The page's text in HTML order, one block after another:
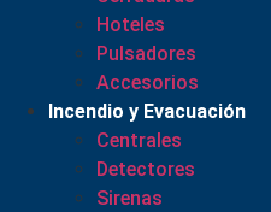
Hoteles
Pulsadores
Accesorios
Incendio y Evacuación
Centrales
Detectores
Sirenas